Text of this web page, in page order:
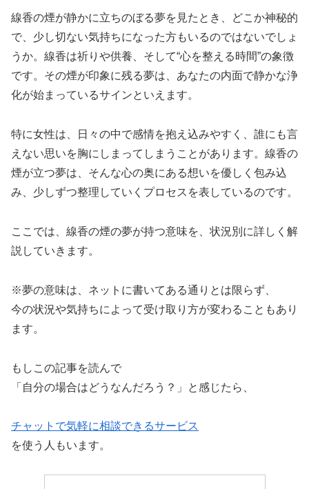
線香の煙が静かに立ちのぼる夢を見たとき、どこか神秘的
で、少し切ない気持ちになった方もいるのではないでしょ
うか。線香は祈りや供養、そして“心を整える時間”の象徴
です。その煙が印象に残る夢は、あなたの内面で静かな浄
化が始まっているサインといえます。
特に女性は、日々の中で感情を抱え込みやすく、誰にも言
えない思いを胸にしまってしまうことがあります。線香の
煙が立つ夢は、そんな心の奥にある想いを優しく包み込
み、少しずつ整理していくプロセスを表しているのです。
ここでは、線香の煙の夢が持つ意味を、状況別に詳しく解
説していきます。
※夢の意味は、ネットに書いてある通りとは限らず、
今の状況や気持ちによって受け取り方が変わることもあり
ます。
もしこの記事を読んで
「自分の場合はどうなんだろう？」と感じたら、
チャットで気軽に相談できるサービス
を使う人もいます。